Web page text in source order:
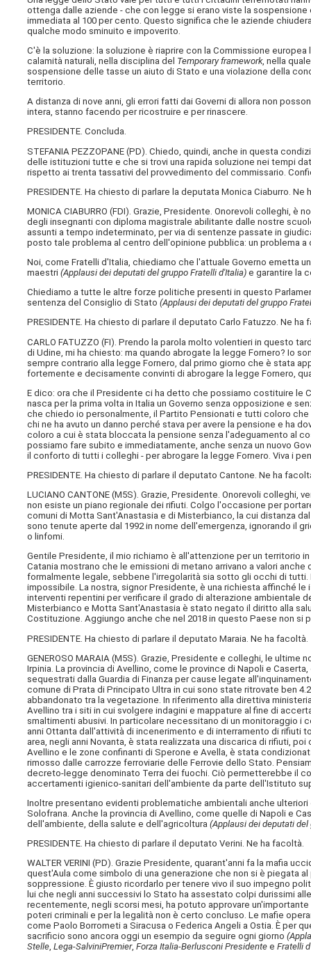
ottenga dalle aziende - che con legge si erano viste la
immediata al 100 per cento. Questo significa che le aziende
qualche modo sminuito e impoverito.
C'è la soluzione: la soluzione è riaprire con la Commissione
calamità naturali, nella disciplina del Temporary framework, nella
sospensione delle tasse un aiuto di Stato e una violazione della
territorio.
A distanza di nove anni, gli errori fatti dai Governi di allora non
intera, stanno facendo per ricostruire e per rinascere.
PRESIDENTE. Concluda.
STEFANIA PEZZOPANE (PD). Chiedo, quindi, anche in questa
delle istituzioni tutte e che si trovi una rapida soluzione nei tempi
rispetto ai trenta tassativi del provvedimento del commissario.
PRESIDENTE. Ha chiesto di parlare la deputata Monica Ciaburro. Ne
MONICA CIABURRO (FDI). Grazie, Presidente. Onorevoli colleghi, è
degli insegnanti con diploma magistrale abilitante dalle nostre
assunti a tempo indeterminato, per via di sentenze passate in
posto tale problema al centro dell'opinione pubblica: un problema
Noi, come Fratelli d'Italia, chiediamo che l'attuale Governo emetta
maestri(Applausi dei deputati del gruppo Fratelli d'Italia) e garantire la
Chiediamo a tutte le altre forze politiche presenti in questo
sentenza del Consiglio di Stato(Applausi dei deputati del gruppo
PRESIDENTE. Ha chiesto di parlare il deputato Carlo Fatuzzo. Ne ha
CARLO FATUZZO (FI). Prendo la parola molto volentieri in questo
di Udine, mi ha chiesto: ma quando abrogate la legge Fornero? Io
sempre contrario alla legge Fornero, dal primo giorno che è stata
fortemente e decisamente convinti di abrogare la legge Fornero,
E dico: ora che il Presidente ci ha detto che possiamo costituire le
nasca per la prima volta in Italia un Governo senza opposizione e
che chiedo io personalmente, il Partito Pensionati e tutti coloro
chi ne ha avuto un danno perché stava per avere la pensione e ha
coloro a cui è stata bloccata la pensione senza l'adeguamento al
possiamo fare subito e immediatamente, anche senza un nuovo
il conforto di tutti i colleghi - per abrogare la legge Fornero. Viva i
PRESIDENTE. Ha chiesto di parlare il deputato Cantone. Ne ha
LUCIANO CANTONE (M5S). Grazie, Presidente. Onorevoli colleghi,
non esiste un piano regionale dei rifiuti. Colgo l'occasione per
comuni di Motta Sant'Anastasia e di Misterbianco, la cui distanza
sono tenute aperte dal 1992 in nome dell'emergenza, ignorando il
o linfomi.
Gentile Presidente, il mio richiamo è all'attenzione per un territorio
Catania mostrano che le emissioni di metano arrivano a valori
formalmente legale, sebbene l'irregolarità sia sotto gli occhi di
impossibile. La nostra, signor Presidente, è una richiesta affinché
interventi repentini per verificare il grado di alterazione ambientale
Misterbianco e Motta Sant'Anastasia è stato negato il diritto alla
Costituzione. Aggiungo anche che nel 2018 in questo Paese non si
PRESIDENTE. Ha chiesto di parlare il deputato Maraia. Ne ha facoltà.
GENEROSO MARAIA (M5S). Grazie, Presidente e colleghi, le ultime
Irpinia. La provincia di Avellino, come le province di Napoli e
sequestrati dalla Guardia di Finanza per cause legate
comune di Prata di Principato Ultra in cui sono state ritrovate ben
abbandonato tra la vegetazione. In riferimento alla direttiva
Avellino tra i siti in cui svolgere indagini e mappature al fine di
smaltimenti abusivi. In particolare necessitano di un monitoraggio i
anni Ottanta dall'attività di incenerimento e di interramento di rifiuti
area, negli anni Novanta, è stata realizzata una discarica di rifiuti,
Avellino e le zone confinanti di Sperone e Avella, è stata
rimosso dalle carrozze ferroviarie delle Ferrovie dello Stato.
decreto-legge denominato Terra dei fuochi. Ciò permetterebbe il
accertamenti igienico-sanitari dell'ambiente da parte dell'Istituto
Inoltre presentano evidenti problematiche ambientali anche
Solofrana. Anche la provincia di Avellino, come quelle di Napoli e
dell'ambiente, della salute e dell'agricoltura(Applausi dei deputati
PRESIDENTE. Ha chiesto di parlare il deputato Verini. Ne ha facoltà.
WALTER VERINI (PD). Grazie Presidente, quarant'anni fa la mafia
quest'Aula come simbolo di una generazione che non si è piegata
soppressione. È giusto ricordarlo per tenere vivo il suo impegno
lui che negli anni successivi lo Stato ha assestato colpi durissimi
recentemente, negli scorsi mesi, ha potuto approvare
poteri criminali e per la legalità non è certo concluso. Le mafie
come Paolo Borrometi a Siracusa o Federica Angeli a Ostia. È per
sacrificio sono ancora oggi un esempio da seguire ogni giorno
Stelle,Lega-SalviniPremier,Forza Italia-Berlusconi Presidente eFratelli